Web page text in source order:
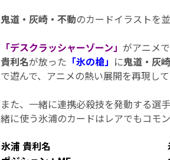
鬼道・灰崎・不動のカードイラストを
「デスクラッシャーゾーン」 がアニメ
貴利名が放った 「氷の槍」 に鬼道・灰
で遊んで、アニメの熱い展開を再現し
また、一緒に連携必殺技を発動する選
緒に使う氷浦のカードはレアでもコモ
氷浦 貴利名